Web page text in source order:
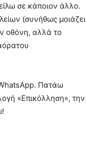
σε κάποιον άλλο.
(συνήθως μοιάζει
οθόνη, αλλά το
Πατάω
«Επικόλληση», την